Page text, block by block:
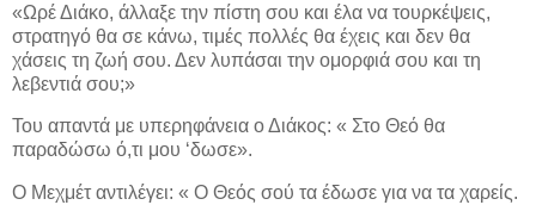
«Ωρέ Διάκο, άλλαξε την πίστη σου και έλα να τουρκέψεις,
στρατηγό θα σε κάνω, τιμές πολλές θα έχεις και δεν θα
χάσεις τη ζωή σου. Δεν λυπάσαι την ομορφιά σου και τη
λεβεντιά σου;»
Του απαντά με υπερηφάνεια ο Διάκος: « Στο Θεό θα
παραδώσω ό,τι μου ‘δωσε».
Ο Μεχμέτ αντιλέγει: « Ο Θεός σού τα έδωσε για να τα χαρείς.